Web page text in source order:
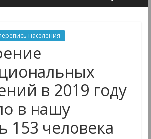
населения
в 2019 году
в нашу
153 человека